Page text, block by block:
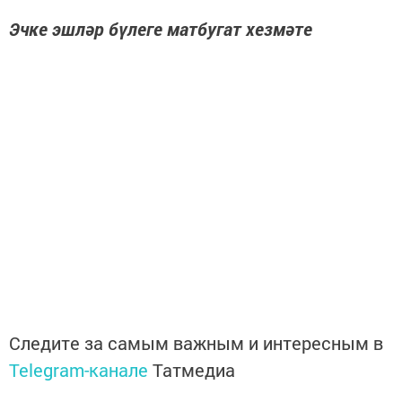
Эчке эшләр бүлеге матбугат хезмәте
Следите за самым важным и интересным в
Telegram-канале Татмедиа